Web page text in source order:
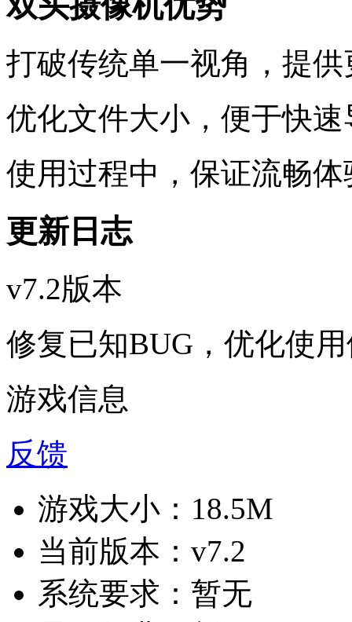
打破传统单一视角，提
优化文件大小，便于快
使用过程中，保证流畅体
更新日志
v7.2版本
修复已知BUG，优化使
游戏信息
反馈
游戏大小： 18.5M
当前版本： v7.2
系统要求： 暂无